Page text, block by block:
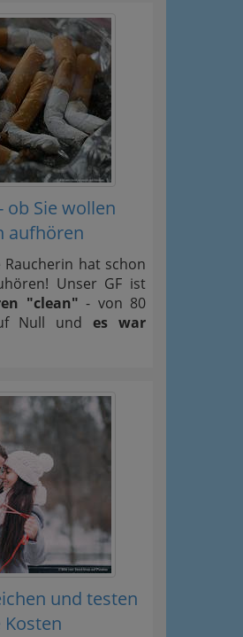
ob Sie wollen
aufhören
Raucherin hat schon
Unser GF ist
"clean" - von 80
Null undes war
und testen